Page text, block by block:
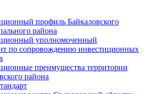
профиль Байкаловского
района
уполномоченный
по сопровождению инвестиционных
преимущества территории
района